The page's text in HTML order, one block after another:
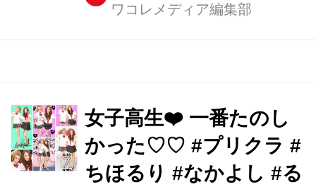
たちは、スマホをどんな風に使ってい
ワコレメディア編集部
女子高生❤️ 一番たのし
かった♡♡ #プリクラ #
ちほるり #なかよし #る